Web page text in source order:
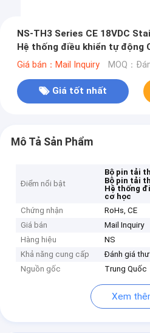
NS-TH3 Series CE 18VDC
Hệ thống điều khiển tự động
Giá bán：Mail Inquiry MOQ：
Giá tốt nhất
Mô Tả Sản Phẩm
Điểm nổi bật
Bộ pin tải
Bộ pin tải
Hệ thống
cơ học
Chứng nhận
RoHs, CE
Giá bán
Mail Inquiry
Hàng hiệu
NS
Khả năng cung cấp
Đánh giá thư
Nguồn gốc
Trung Quốc
Xem